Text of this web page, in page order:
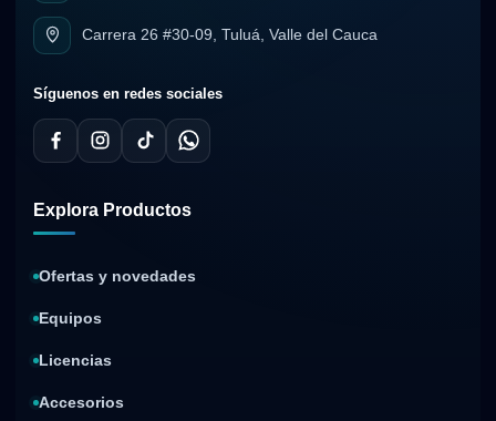
Carrera 26 #30-09, Tuluá, Valle del Cauca
Síguenos en redes sociales
Explora Productos
Ofertas y novedades
Equipos
Licencias
Accesorios